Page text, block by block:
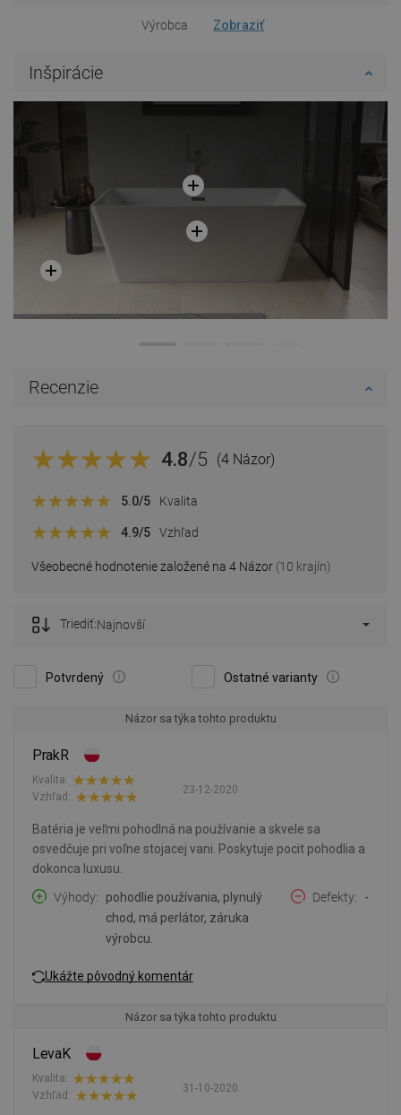
Výrobca Zobraziť
Inšpirácie
Recenzie
4.8/5 (4 Názor)
Všeobecné hodnotenie založené na 4 Názor (10 krajín)
5.0/5 Kvalita
4.9/5 Vzhľad
Potvrdený Ostatné varianty
Triediť:Najnovší
Názor sa týka tohto produktu
PrakR
23-12-2020
Kvalita:
Vzhľad:
Batéria je veľmi pohodlná na používanie a skvele sa
osvedčuje pri voľne stojacej vani. Poskytuje pocit pohodlia a
dokonca luxusu.
Výhody
pohodlie používania, plynulý
chod, má perlátor, záruka
výrobcu.
Defekty -
Ukážte pôvodný komentár
Názor sa týka tohto produktu
LevaK
31-10-2020
Kvalita:
Vzhľad: